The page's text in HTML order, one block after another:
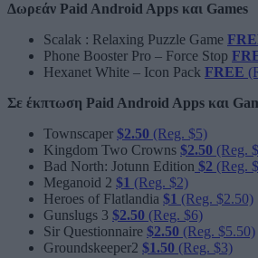
Δωρεάν Paid Android Apps και Games
Scalak : Relaxing Puzzle Game
Phone Booster Pro – Force Stop
Hexanet White – Icon Pack FREE
Σε έκπτωση Paid Android Apps και
Townscaper $2.50 (Reg. $5)
Kingdom Two Crowns $2.50 (Reg.
Bad North: Jotunn Edition $2 (Reg.
Meganoid 2 $1 (Reg. $2)
Heroes of Flatlandia $1 (Reg. $2.50)
Gunslugs 3 $2.50 (Reg. $6)
Sir Questionnaire $2.50 (Reg. $5.50)
Groundskeeper2 $1.50 (Reg. $3)